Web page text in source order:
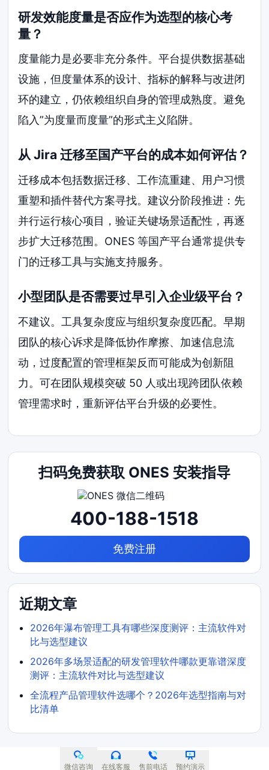
研发效能度量是否应作为选型的核心考
量？
度量能力是必要非充分条件。平台提供数据基础
设施，但度量体系的设计、指标的解释与改进闭
环的建立，仍依赖组织自身的管理成熟度。避免
陷入”为度量而度量”的形式主义陷阱。
从 Jira 迁移至国产平台的成本如何评估？
迁移成本包括数据迁移、工作流重建、用户习惯
重塑和插件替代方案寻找。建议分阶段推进：先
并行运行核心项目，验证关键场景适配性，再逐
步扩大迁移范围。ONES 等国产平台通常提供专
门的迁移工具与实施支持服务。
小型团队是否需要过早引入企业级平台？
不建议。工具复杂度应与组织复杂度匹配。早期
团队的核心诉求是降低协作摩擦、加速信息流
动，过度配置的管理框架反而可能成为创新阻
力。可在团队规模突破 50 人或出现跨团队依赖
管理需求时，重新评估平台升级的必要性。
扫码免费获取 ONES 安装指导
400-188-1518
免费注册
近期文章
2026年瀑布管理工具有哪些深度测评：主流软件对
比与选型建议
2026年多场景适配的研发管理软件哪款更靠谱深度
测评：主流软件对比与选型建议
全流程产品管理软件选哪个？2026年选型指南与对
比清单
微信咨询 在线客服 售前电话 预约演示